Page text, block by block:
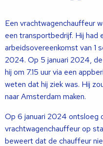
Een vrachtwagenchauffeur
een transportbedrijf. Hij had
arbeidsovereenkomst van 1
2024. Op 5 januari 2024,
hij om 7.15 uur via een
weten dat hij ziek was. Hij
naar Amsterdam maken.
Op 6 januari 2024 ontsloeg
vrachtwagenchauffeur op
beweert dat de chauffeur